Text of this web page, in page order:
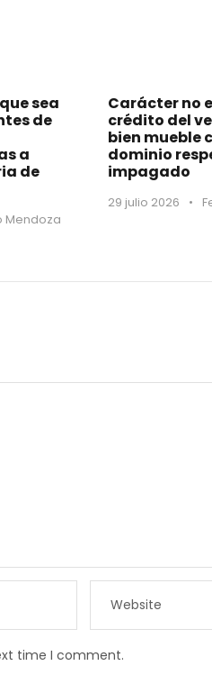
sea
de
a
de
Mendoza
Carácter no
crédito del
bien mueble
dominio
impagado
29 julio 2026 •
time I comment.